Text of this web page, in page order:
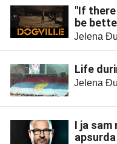
"If
be
Jelena
Life
Jelena
I ja